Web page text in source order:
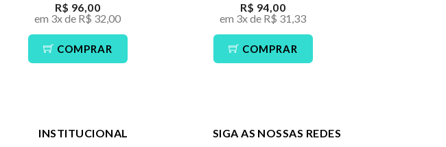
R$ 96,00
em 3x de R$ 32,00
COMPRAR
R$ 94,00
em 3x de R$ 31,33
COMPRAR
INSTITUCIONAL SIGA AS NOSSAS REDES